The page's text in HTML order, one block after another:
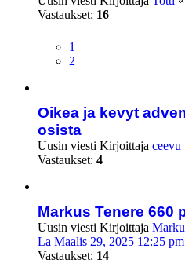
Vastaukset: 16
1
2
Oikea ja kevyt
osista
Uusin viesti Kirjoittaja ceevu
Vastaukset: 4
Markus Tenere 660
Uusin viesti Kirjoittaja
La Maalis 29, 2025 12:25 pm
Vastaukset: 14